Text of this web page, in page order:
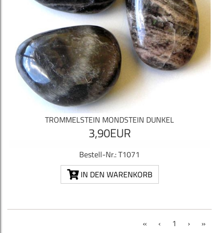
TROMMELSTEIN MONDSTEIN DUNKEL
3,90EUR
Bestell-Nr.: T1071
IN DEN WARENKORB
« ‹ 1 (current)
› »